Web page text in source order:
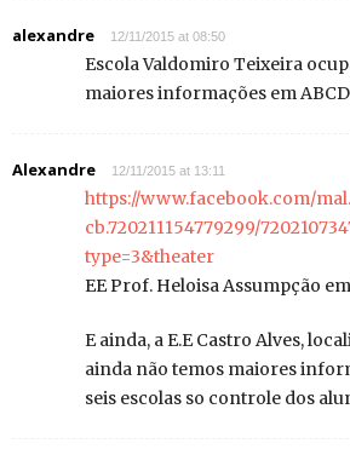
alexandre 12/11/2015 at 08:50
Escola Valdomiro Teixeira
maiores informações em
Alexandre 12/11/2015 at 13:11
https://www.facebook.com/
cb.720211154779299/
type=3&theater
EE Prof. Heloisa Assumpção
E ainda, a E.E Castro Alves,
ainda não temos maiores
seis escolas so controle dos